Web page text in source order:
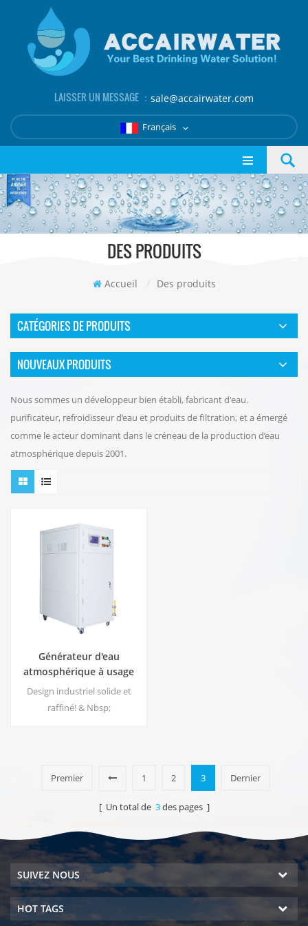
LAISSER UN MESSAGE ： sale@accairwater.com
Français
DES PRODUITS
Accueil / Des produits
CATÉGORIES DE PRODUITS
NOUVEAUX PRODUITS
Nous sommes un développeur bien établi, fabricant d'eau.
purificateur, refroidisseur d’eau et produits de filtration, et a émergé
comme le acteur dominant dans le créneau de la production d’eau
atmosphérique depuis 2001.
Générateur d'eau
atmosphérique à usage
professionnel 100L EA-100
Design industriel solide et
raffiné! & Nbsp;
Premier 1 2 3 Dernier
[ Un total de 3des pages ]
SUIVEZ NOUS
HOT TAGS